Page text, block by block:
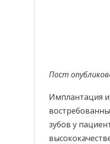
Пост
Имплантация
зубов у